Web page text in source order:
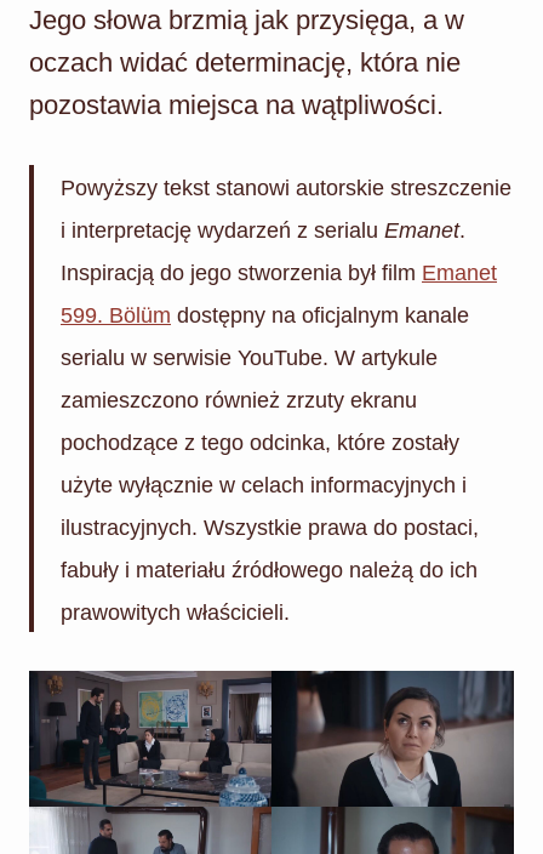
Jego słowa brzmią jak przysięga, a w
oczach widać determinację, która nie
pozostawia miejsca na wątpliwości.
Powyższy tekst stanowi autorskie streszczenie
i interpretację wydarzeń z serialu Emanet.
Inspiracją do jego stworzenia był film Emanet
599. Bölüm dostępny na oficjalnym kanale
serialu w serwisie YouTube. W artykule
zamieszczono również zrzuty ekranu
pochodzące z tego odcinka, które zostały
użyte wyłącznie w celach informacyjnych i
ilustracyjnych. Wszystkie prawa do postaci,
fabuły i materiału źródłowego należą do ich
prawowitych właścicieli.